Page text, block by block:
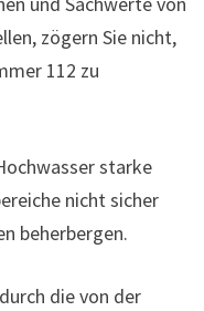
zögern Sie nicht,
112 zu
starke
nicht sicher
beherbergen.
die von der